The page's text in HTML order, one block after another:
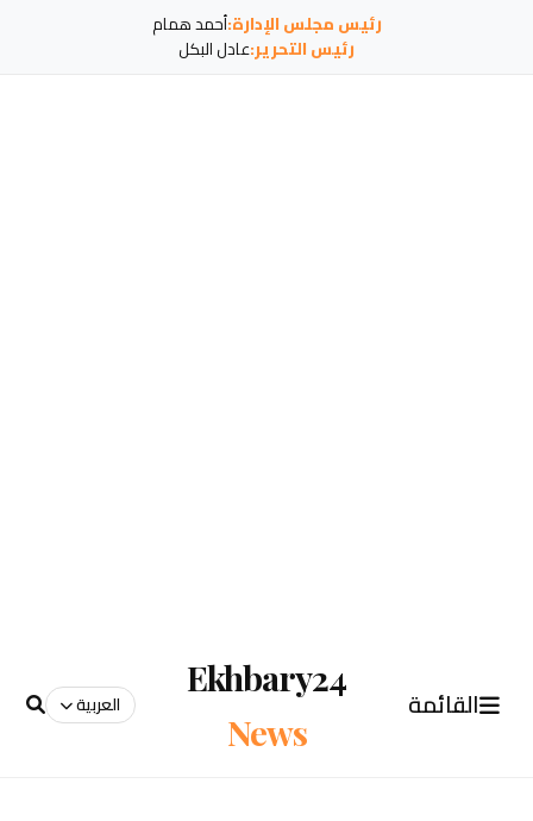
رئيس مجلس الإدارة:أحمد همام
رئيس التحرير:عادل البكل
القائمة
Ekhbary24
News
العربية